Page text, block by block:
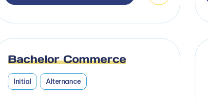
Bachelor Commerce
Initial Alternance